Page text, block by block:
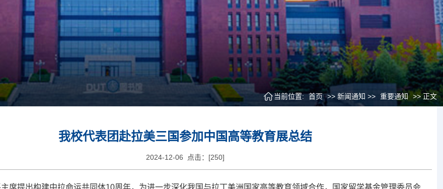
当前位置: 首页 >> 新闻通知 >> 重要通知 >> 正文
我校代表团赴拉美三国参加中国高等教育展总结
2024-12-06 点击：[250]
提出构建中拉命运共同体10周年，为进一步深化我国与拉丁美洲国家高等教育领域合作，国家留学基金管理委员会